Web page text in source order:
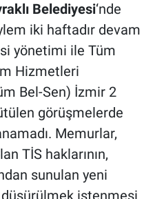
Belediyesi‘nde
iki haftadır devam
yönetimi ile Tüm
Hizmetleri
Bel-Sen) İzmir 2
görüşmelerde
Memurlar,
TİS haklarının,
sunulan yeni
istenmesi